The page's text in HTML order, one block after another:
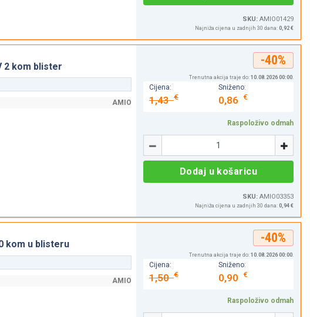
SKU:AMIO01429
Najniža cijena u zadnjih 30 dana: 0,92 €
2 kom blister
AMIO
-40%
Trenutna akcija traje do: 10.08.2026 00:00.
Cijena:
1,43€
Sniženo:
0,86 €
Raspoloživo odmah
-
Količina
+
Dodaj u košaricu
SKU:AMIO03353
Najniža cijena u zadnjih 30 dana: 0,94 €
kom u blisteru
AMIO
-40%
Trenutna akcija traje do: 10.08.2026 00:00.
Cijena:
1,50€
Sniženo:
0,90 €
Raspoloživo odmah
Količina